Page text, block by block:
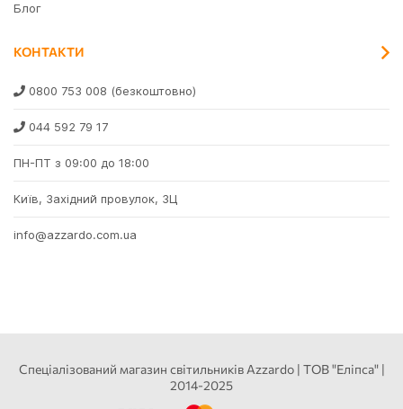
Блог
КОНТАКТИ
0800 753 008 (безкоштовно)
044 592 79 17
ПН-ПТ з 09:00 до 18:00
Київ, Західний провулок, 3Ц
info@azzardo.com.ua
Спеціалізований магазин світильників Azzardo | ТОВ "Еліпса" |
2014-2025